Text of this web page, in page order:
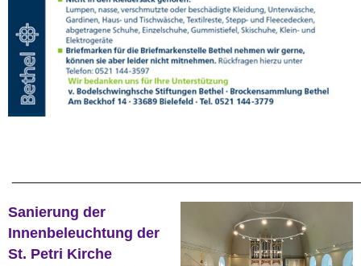
Sanierung der
Innenbeleuchtung der
St. Petri Kirche